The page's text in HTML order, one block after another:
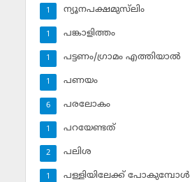
ന്യൂനപക്ഷമുസ്‌ലിം
1
പങ്കാളിത്തം
1
പട്ടണം/ഗ്രാമം എത്തിയാല്‍
1
പണയം
1
പരലോകം
6
പറയേണ്ടത്
1
പലിശ
2
പള്ളിയിലേക്ക് പോകുമ്പോള്‍
1